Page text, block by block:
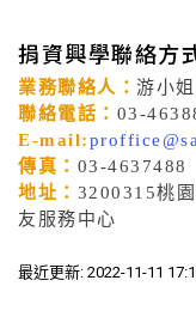
捐資興學聯絡方
業務聯絡人： 游小姐
聯絡電話： 03-
E-mail:
傳真： 03-4637488
地址： 3200315桃
友服務中心
最近更新: 2022-11-11